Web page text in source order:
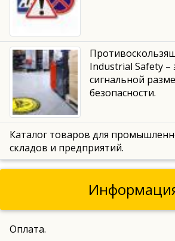
Industrial Safety –
сигнальной
безопасности.
Каталог товаров для
складов и предприятий.
Оплата.